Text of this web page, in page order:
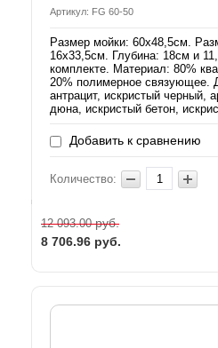
Артикул: FG 60-50
Размер мойки: 60х48,5см.
16х33,5см. Глубина: 18см и
комплекте. Материал: 80%
20% полимерное связующее.
антрацит, искристый черный,
дюна, искристый бетон,
Добавить к сравнению
Количество:
12 093.00руб.
8 706.96 руб.